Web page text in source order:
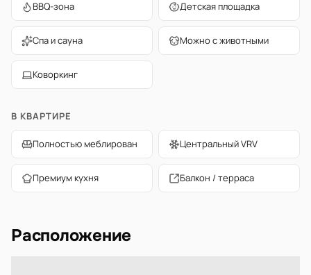
BBQ-зона Детская площадка
Спа и сауна Можно с животными
Коворкинг
В КВАРТИРЕ
Полностью меблирован Центральный VRV
Премиум кухня Балкон / терраса
Расположение